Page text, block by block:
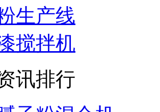
生产线
搅拌机
讯排行